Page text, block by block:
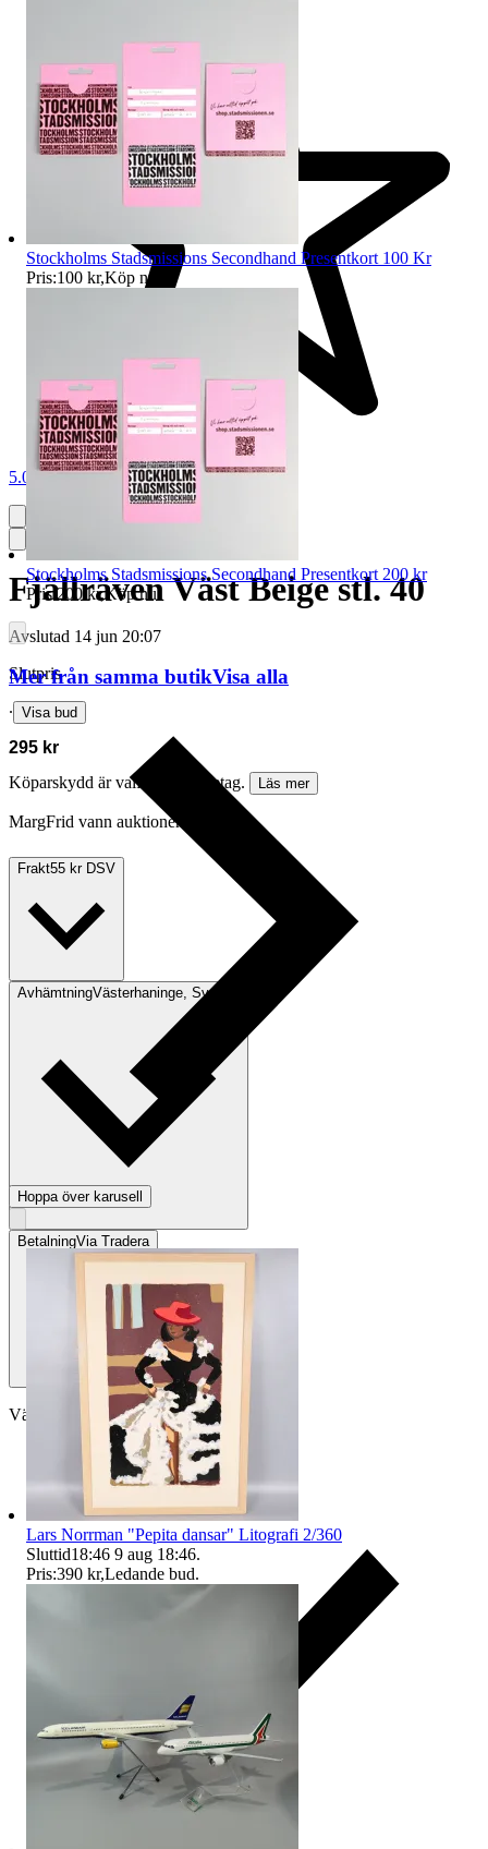
5.0
Fjällräven Väst Beige stl. 40
Avslutad 14 jun 20:07
Slutpris
∙ Visa bud
295 kr
Köparskydd är valfritt hos företag.
Läs mer
MargFrid vann auktionen
Frakt55 kr DSV
AvhämtningVästerhaninge, Sverige
BetalningVia Tradera
Välj till köparskydd
Stockholms Stadsmissions Secondhand Presentkort 100 Kr
Pris:100 kr,Köp nu
Stockholms Stadsmissions Secondhand Presentkort 200 kr
Pris:200 kr,Köp nu.
Mer från samma butikVisa alla
Hoppa över karusell
Lars Norrman "Pepita dansar" Litografi 2/360
Sluttid18:46 9 aug 18:46.
Pris:390 kr,Ledande bud.